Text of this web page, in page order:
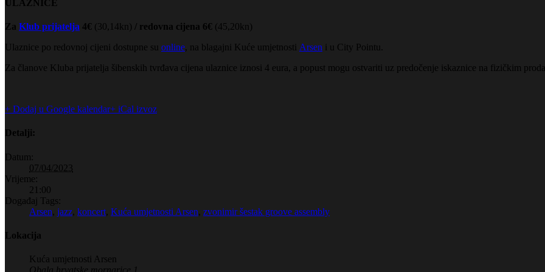
ULAZNICE
Za Klub prijatelja 4€ (30,14kn) / redovna cijena 6€ (45,20kn)
Ulaznice po redovnoj cijeni dostupne su online, na blagajni Kuće umjetnosti Arsen i u City Pointu.
Za članove Kluba prijatelja šibenskih tvrđava cijena ulaznice iznosi 4 eura, a popust mogu ostvariti uz predočenje iskaznice na fizičkim
+ Dodaj u Google kalendar+ iCal izvoz
Detalji:
Datum:
07/04/2023
Vrijeme:
21:00
Događaj Tags:
Arsen, jazz, koncert, Kuća umjetnosti Arsen, zvonimir šestak groove assembly
Lokacija
Kuća umjetnosti Arsen